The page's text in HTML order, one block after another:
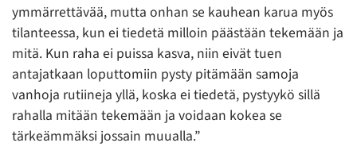
ymmärrettävää, mutta onhan se kauhean karua myös
tilanteessa, kun ei tiedetä milloin päästään tekemään ja
mitä. Kun raha ei puissa kasva, niin eivät tuen
antajatkaan loputtomiin pysty pitämään samoja
vanhoja rutiineja yllä, koska ei tiedetä, pystyykö sillä
rahalla mitään tekemään ja voidaan kokea se
tärkeämmäksi jossain muualla.”